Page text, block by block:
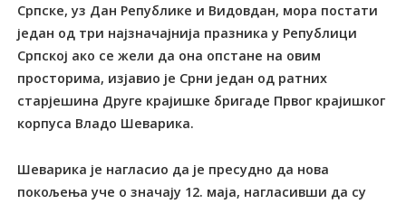
Српске, уз Дан Републике и Видовдан, мора постати
један од три најзначајнија празника у Републици
Српској ако се жели да она опстане на овим
просторима, изјавио је Срни један од ратних
старјешина Друге крајишке бригаде Првог крајишког
корпуса Владо Шеварика.
Шеварика је нагласио да је пресудно да нова
покољења уче о значају 12. маја, нагласивши да су